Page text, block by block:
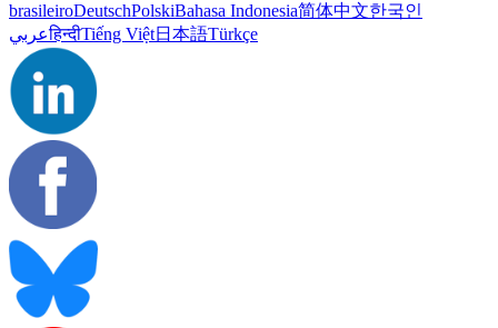
brasileiroDeutschPolskiBahasa Indonesia简体中文한국인
عربيहिन्दीTiếng Việt日本語Türkçe